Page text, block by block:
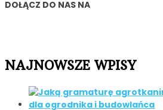
DOŁĄCZ DO NAS NA
NAJNOWSZE WPISY